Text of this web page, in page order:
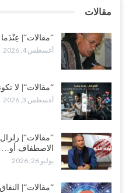
أغسطس 2, 2026
مقالات
“مقالات“|
أغسطس 4, 2026
“مقالات“| لا
أغسطس 3, 2026
“مقالات“| زلزال
الاصطفاف أو…
يوليو 26, 2026
“مقالات“|